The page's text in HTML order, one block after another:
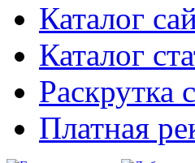
Каталог
Каталог
Раскрутка
Платная